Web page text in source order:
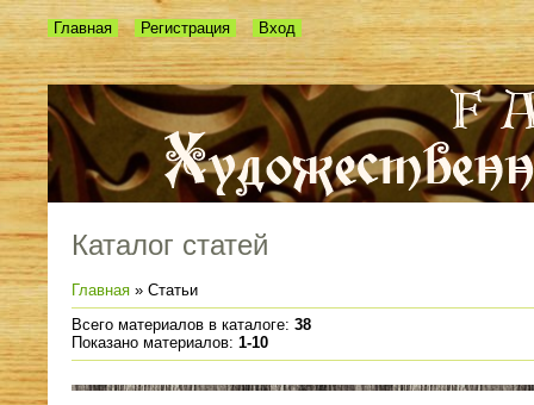
Главная Регистрация Вход
Каталог статей
Главная » Статьи
Всего материалов в каталоге: 38
Показано материалов: 1-10